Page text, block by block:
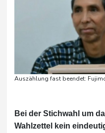
Auszählung fast beendet:
Bei der Stichwahl um
Wahlzettel kein